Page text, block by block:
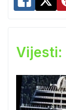
Vijesti: